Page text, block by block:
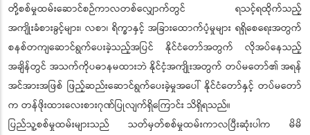
တို့စစ်မှုထမ်းဆောင်စဉ်ကာလတစ်လျှောက်တွင် ရသင့်ရထိုက်သည့်
အကျိုးခံစားခွင့်များ၊ လစာ၊ ရိက္ခာနှင့် အခြားထောက်ပံ့မှုများ ရရှိစေရေးအတွက်
စနစ်တကျဆောင်ရွက်ပေးခဲ့သည့်အပြင် နိုင်ငံတော်အတွက် လိုအပ်နေသည့်
အချိန်တွင် အသက်ကိုပဓာနမထားဘဲ နိုင်ငံ့အကျိုးအတွက် တပ်မတော်၏ အရန်
အင်အားအဖြစ် ဖြည့်ဆည်းဆောင်ရွက်ပေးခဲ့မှုအပေါ် နိုင်ငံတော်နှင့် တပ်မတော်
က တန်ဖိုးထားလေးစားဂုဏ်ပြုလျက်ရှိကြောင်း သိရှိရသည်။
ပြည်သူ့စစ်မှုထမ်းများသည် သတ်မှတ်စစ်မှုထမ်းကာလပြီးဆုံးပါက မိမိ